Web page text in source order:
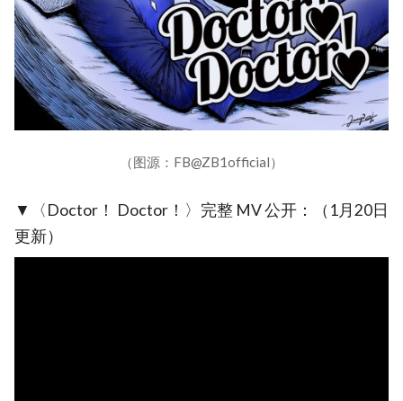
（图源：FB@ZB1official）
▼〈Doctor！ Doctor！〉完整 MV 公开：（1月20日
更新）